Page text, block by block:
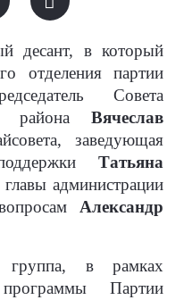
десант, в который
отделения партии
Совета
района Вячеслав
заведующая
Татьяна
главы администрации
Александр
группа, в рамках
Партии